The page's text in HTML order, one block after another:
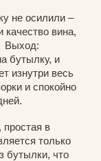
не осилили –
качество вина,
Выход:
бутылку, и
изнутри весь
и спокойно
в
только
бутылки, что